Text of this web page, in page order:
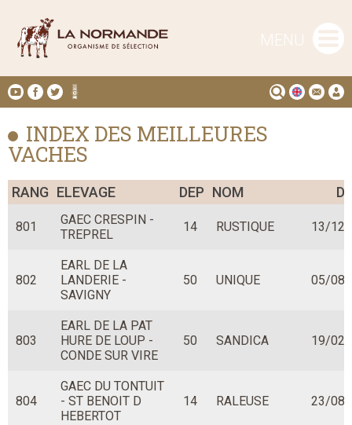
MENU
INDEX DES MEILLEURES
VACHES
RANG ELEVAGE DEP NOM
801
GAEC CRESPIN -
TREPREL
14 RUSTIQUE 13/12/
802
EARL DE LA
LANDERIE -
SAVIGNY
50 UNIQUE 05/08/
803
EARL DE LA PAT
HURE DE LOUP -
CONDE SUR VIRE
50 SANDICA 19/02/
804
GAEC DU TONTUIT
- ST BENOIT D
HEBERTOT
14 RALEUSE 23/08/